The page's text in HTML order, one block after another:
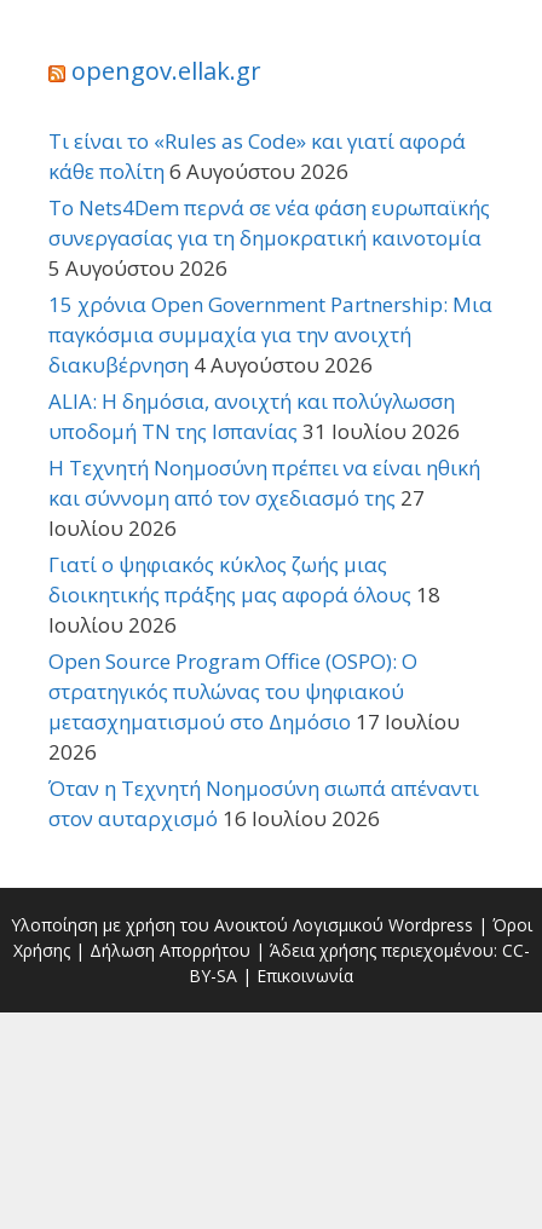
opengov.ellak.gr
Τι είναι το «Rules as Code» και γιατί αφορά
κάθε πολίτη6 Αυγούστου 2026
Το Nets4Dem περνά σε νέα φάση ευρωπαϊκής
συνεργασίας για τη δημοκρατική καινοτομία
5 Αυγούστου 2026
15 χρόνια Open Government Partnership: Μια
παγκόσμια συμμαχία για την ανοιχτή
διακυβέρνηση 4 Αυγούστου 2026
ALIA: Η δημόσια, ανοιχτή και πολύγλωσση
υποδομή ΤΝ της Ισπανίας 31 Ιουλίου 2026
Η Τεχνητή Νοημοσύνη πρέπει να είναι ηθική
και σύννομη από τον σχεδιασμό της 27
Ιουλίου 2026
Γιατί ο ψηφιακός κύκλος ζωής μιας
διοικητικής πράξης μας αφορά όλους 18
Ιουλίου 2026
Open Source Program Office (OSPO): Ο
στρατηγικός πυλώνας του ψηφιακού
μετασχηματισμού στο Δημόσιο 17 Ιουλίου
2026
Όταν η Τεχνητή Νοημοσύνη σιωπά απέναντι
στον αυταρχισμό 16 Ιουλίου 2026
Υλοποίηση με χρήση του Ανοικτού Λογισμικού Wordpress | Όροι
Χρήσης| Δήλωση Απορρήτου | Άδεια χρήσης περιεχομένου: CC-
BY-SA | Επικοινωνία